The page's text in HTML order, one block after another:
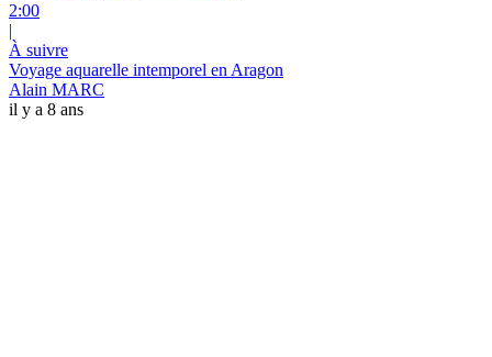
2:00
|
À suivre
Voyage aquarelle intemporel en Aragon
Alain MARC
il y a 8 ans